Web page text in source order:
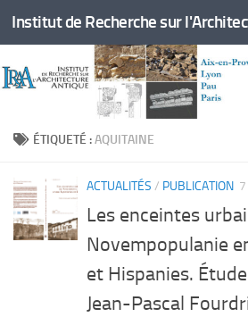
Skip to content
ÉTIQUETÉ :AQUITAINE
ACTUALITÉS / PUBLICATION
Les enceintes
Novempopulanie
et Hispanies.
Jean-Pascal